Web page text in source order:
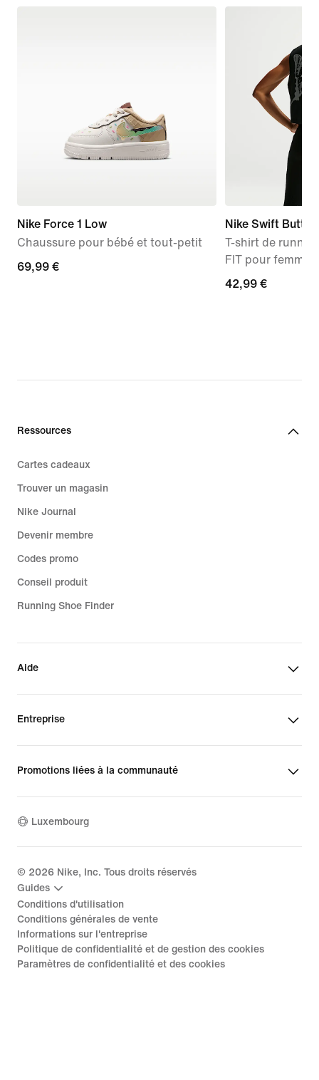
Nike Force 1 Low
Chaussure pour bébé et tout-petit
69,99 €
69,99 €
Nike Swift
T-shirt de
FIT pour femme
42,99 €
42,99 €
Ressources
Cartes cadeaux
Trouver un magasin
Nike Journal
Devenir membre
Codes promo
Conseil produit
Running Shoe Finder
Aide
Entreprise
Promotions liées à la communauté
Luxembourg
© 2026 Nike, Inc. Tous droits réservés
Guides
Conditions d'utilisation
Conditions générales de vente
Informations sur l'entreprise
Politique de confidentialité et de gestion des cookies
Paramètres de confidentialité et des cookies